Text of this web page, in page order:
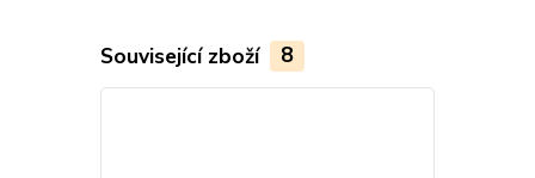
Související zboží 8